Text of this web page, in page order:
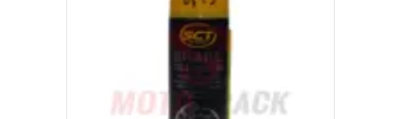
AÑADIR AL CARRITO